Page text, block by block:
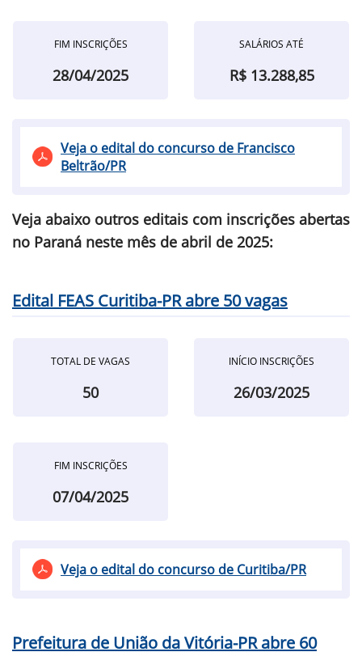
FIM INSCRIÇÕES
28/04/2025
SALÁRIOS ATÉ
R$ 13.288,85
Veja o edital do concurso de Francisco
Beltrão/PR
Veja abaixo outros editais com inscrições abertas
no Paraná neste mês de abril de 2025:
Edital FEAS Curitiba-PR abre 50 vagas
TOTAL DE VAGAS
50
INÍCIO INSCRIÇÕES
26/03/2025
FIM INSCRIÇÕES
07/04/2025
Veja o edital do concurso de Curitiba/PR
Prefeitura de União da Vitória-PR abre 60